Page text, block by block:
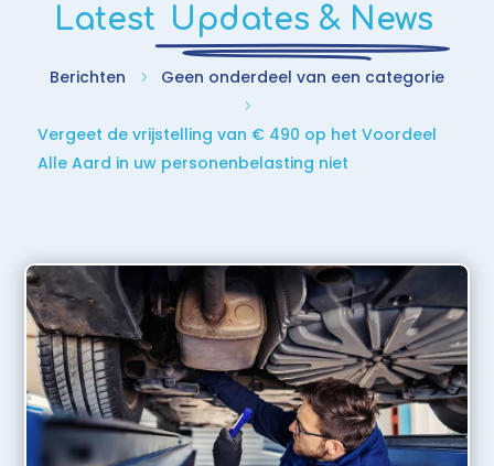
Latest Updates & News
Berichten 5 Geen onderdeel van een categorie
5
Vergeet de vrijstelling van € 490 op het Voordeel
Alle Aard in uw personenbelasting niet